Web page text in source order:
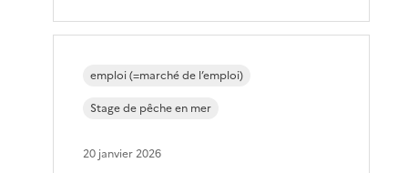
emploi (=marché de l’emploi)
Stage de pêche en mer
20 janvier 2026